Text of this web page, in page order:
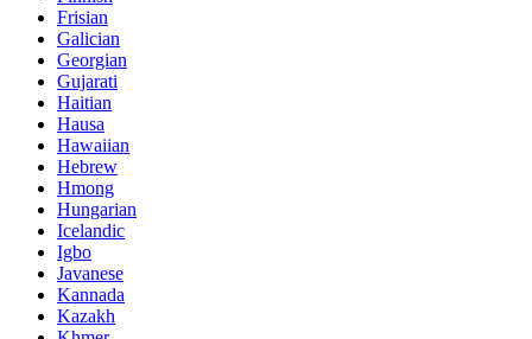
Frisian
Galician
Georgian
Gujarati
Haitian
Hausa
Hawaiian
Hebrew
Hmong
Hungarian
Icelandic
Igbo
Javanese
Kannada
Kazakh